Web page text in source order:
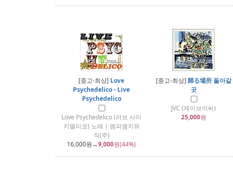
[중고-최상] Love
Psychedelico - Live
Psychedelico
Love Psychedelico (러브 사이
키델리코) 노래 | 엠피엠지뮤
직(주)
16,000원→9,000원(44%)
[중고-최상] 歸る場所 돌아갈
곳
JVC (제이브이씨)
25,000원